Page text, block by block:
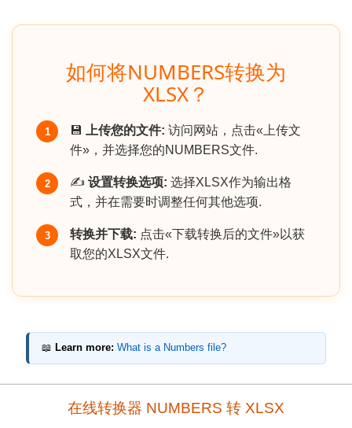
如何将NUMBERS转换为
XLSX？
1 💾 上传您的文件: 访问网站，点击«上传文
件»，并选择您的NUMBERS文件.
2 ✍️ 设置转换选项: 选择XLSX作为输出格
式，并在需要时调整任何其他选项.
3 转换并下载: 点击«下载转换后的文件»以获
取您的XLSX文件.
📖 Learn more: What is a Numbers file?
在线转换器 NUMBERS 转 XLSX